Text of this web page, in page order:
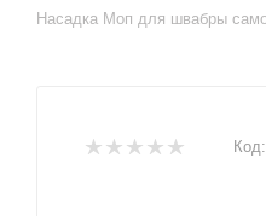
Насадка Моп для швабры
Код: